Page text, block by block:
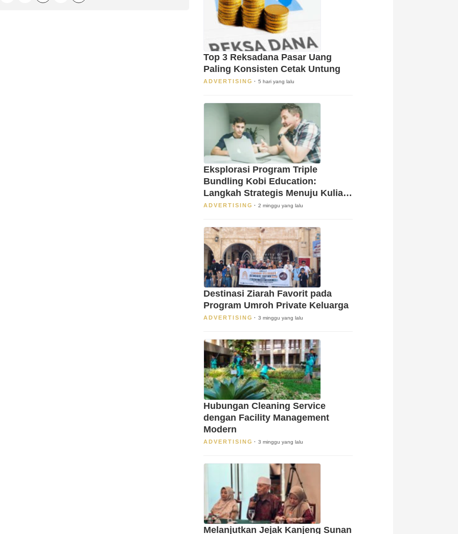
Top 3 Reksadana Pasar Uang
Paling Konsisten Cetak Untung
ADVERTISING 5 hari yang lalu
Eksplorasi Program Triple
Bundling Kobi Education:
Langkah Strategis Menuju Kuliah
S1 di Luar Negeri!
ADVERTISING 2 minggu yang lalu
Destinasi Ziarah Favorit pada
Program Umroh Private Keluarga
ADVERTISING 3 minggu yang lalu
Hubungan Cleaning Service
dengan Facility Management
Modern
ADVERTISING 3 minggu yang lalu
Melanjutkan Jejak Kanjeng Sunan